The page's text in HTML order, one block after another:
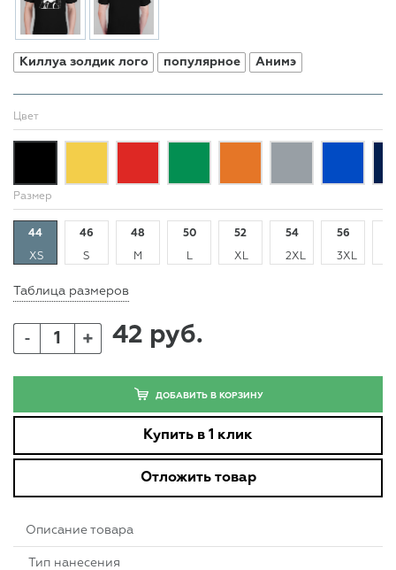
Киллуа золдик лого популярное Анимэ
Цвет
Размер
44
XS
46
S
48
M
50
L
52
XL
54
2XL
56
3XL
Таблица размеров
- + 42 руб.
ДОБАВИТЬ В КОРЗИНУ
Купить в 1 клик
Отложить товар
Описание товара
Тип нанесения